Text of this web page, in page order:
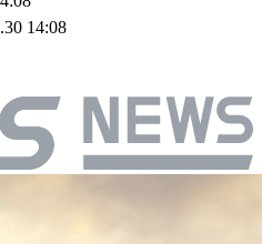
14:08